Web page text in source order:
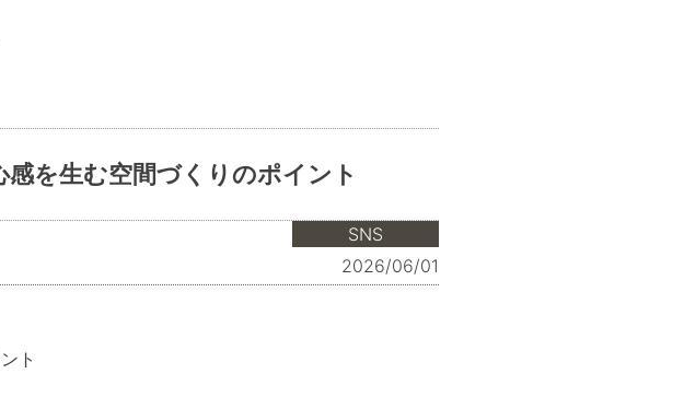
を生む空間づくりのポイント
SNS
2026/06/01
ト